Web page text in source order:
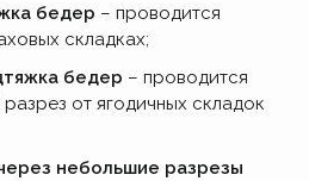
бедер – проводится
складках;
бедер – проводится
от ягодичных складок
небольшие разрезы